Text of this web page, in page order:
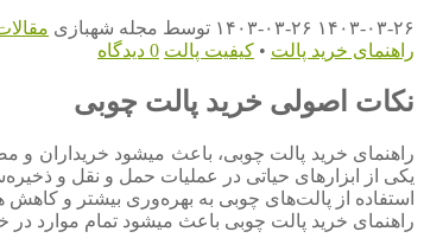
۱۴۰۳-۰۳-۲۶ ۱۴۰۳-۰۳-۲۶ توسط مجله شهبازی
راهنمای خرید پالت • کیفیت پالت 0 دیدگاه
نکات اصولی خرید پالت چوبی
راهنمای خرید پالت چوبی، باعث میشود خریداران و
یکی از ابزارهای حیاتی در عملیات حمل و نقل و
استفاده از پالت‌های چوبی به بهره‌وری بیشتر و
راهنمای خرید پالت چوبی باعث میشود تمام موارد